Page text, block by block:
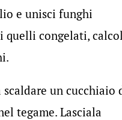
e unisci funghi
quelli congelati,
un cucchiaio
tegame. Lasciala